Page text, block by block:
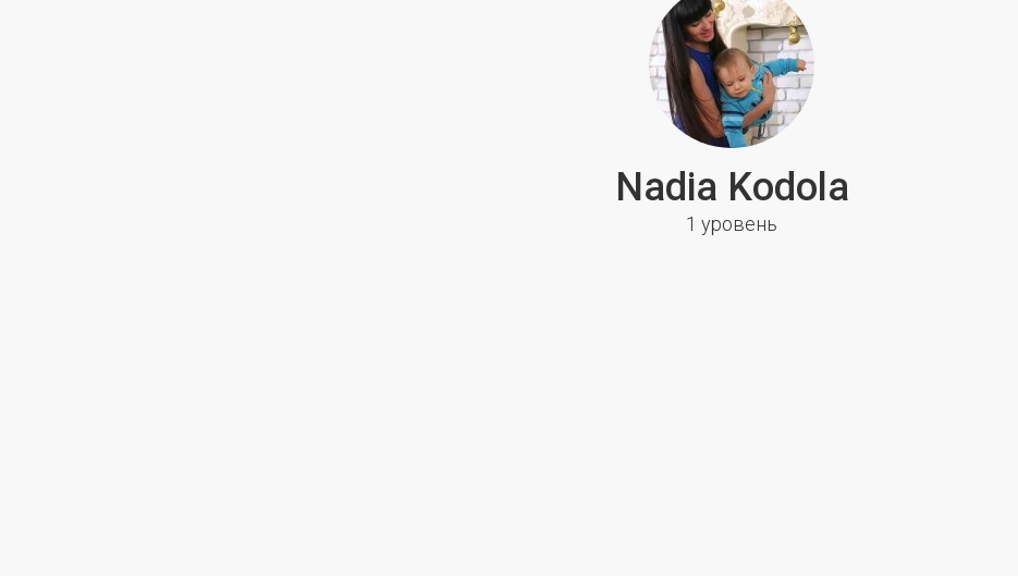
Nadia Kodola
1 уровень